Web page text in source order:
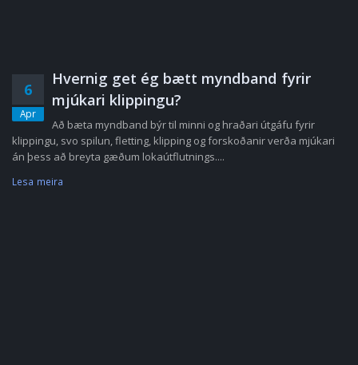
6
Apr
Hvernig get ég bætt myndband fyrir
mjúkari klippingu?
Að bæta myndband býr til minni og hraðari útgáfu fyrir
klippingu, svo spilun, fletting, klipping og forskoðanir verða mjúkari
án þess að breyta gæðum lokaútflutnings....
Lesa meira